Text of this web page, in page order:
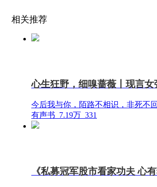
相关推荐
心生狂野，细嗅蔷薇丨现言
今后我与你，陌路不相识，非死不回
有声书 7.19万 331
《私募冠军股市看家功夫 心